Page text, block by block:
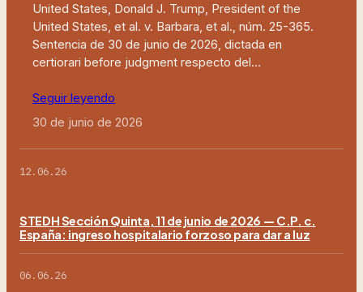
United States, Donald J. Trump, President of the
United States, et al. v. Barbara, et al., núm. 25-365.
Sentencia de 30 de junio de 2026, dictada en
certiorari before judgment respecto del…
Seguir leyendo
30 de junio de 2026
12.06.26
STEDH Sección Quinta, 11 de junio de 2026 — C.P. c.
España: ingreso hospitalario forzoso para dar a luz
06.06.26